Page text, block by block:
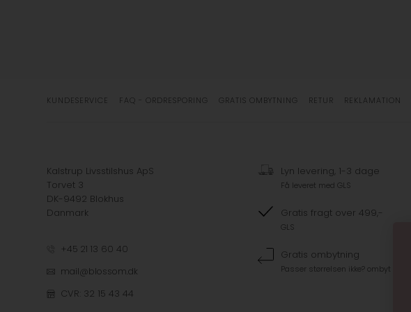
KUNDESERVICE FAQ - ORDRESPORING GRATIS OMBYTNING RETUR REKLAMATION
Kalstrup Livsstilshus ApS
Torvet 3
DK-9492 Blokhus
Danmark
+45 21 13 60 40
mail@blossom.dk
CVR: 32 15 43 44
Lyn levering, 1-3 dage
Få leveret med GLS
Gratis fragt over 499,-
GLS
Gratis ombytning
Passer størrelsen ikke? ombyt gratis